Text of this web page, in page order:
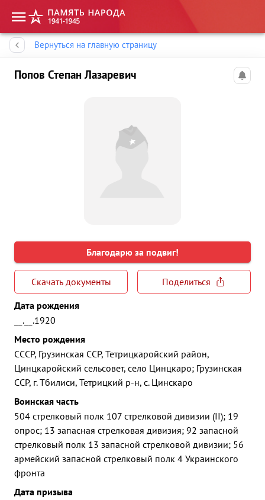
Вернуться на главную страницу
Попов Степан Лазаревич
Благодарю за подвиг!
Скачать документы
Поделиться
Дата рождения
__.__.1920
Место рождения
СССР, Грузинская ССР, Тетрицкаройский район,
Цинцкаройский сельсовет, село Цинцкаро; Грузинская
ССР, г. Тбилиси, Тетрицкий р-н, с. Цинскаро
Воинская часть
504 стрелковый полк 107 стрелковой дивизии (II); 19
опрос; 13 запасная стрелковая дивизия; 92 запасной
стрелковый полк 13 запасной стрелковой дивизии; 56
армейский запасной стрелковый полк 4 Украинского
фронта
Дата призыва
Память народа